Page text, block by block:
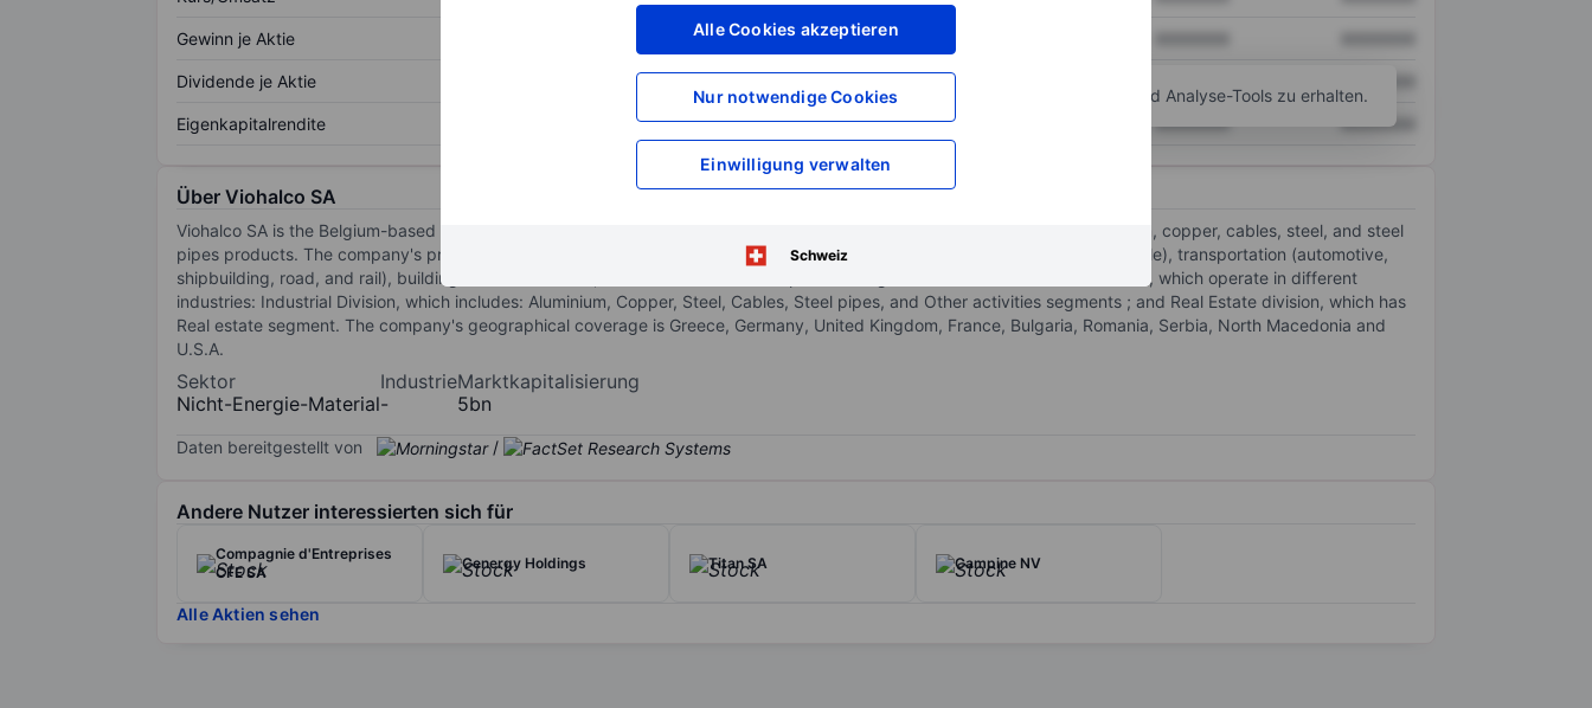
Alle Cookies akzeptieren
Nur notwendige Cookies
Einwilligung verwalten
Schweiz
Gewinn je Aktie XXXXXXX
Dividende je Aktie
Eigenkapitalrendite XXXXXXX XXXXXXX XXXXXXX
Konto eröffnenum Zugriff auf mehr Diagramm- und Analyse-Tools zu erhalten.
Über Viohalco SA
Viohalco SA is the Belgium-based holding company of metal processing companies, which sustainably manufacture aluminium, copper, cables, steel, and steel
pipes products. The company's products are used across various industries, including packaging (rigid, semi-rigid, and flexible), transportation (automotive,
shipbuilding, road, and rail), building and construction, and Others. Its seven reportable segments are divided in two divisions, which operate in different
industries: Industrial Division, which includes: Aluminium, Copper, Steel, Cables, Steel pipes, and Other activities segments ; and Real Estate division, which has
Real estate segment. The company's geographical coverage is Greece, Germany, United Kingdom, France, Bulgaria, Romania, Serbia, North Macedonia and
U.S.A.
Sektor
Nicht-Energie-Material
Industrie
-
Marktkapitalisierung
5bn
Daten bereitgestellt von /
Andere Nutzer interessierten sich für
Compagnie d'Entreprises
CFE SA
Cenergy Holdings Titan SA Campine NV
Alle Aktien sehen